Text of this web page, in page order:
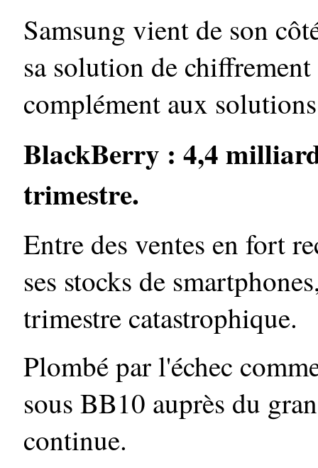
Samsung vient de son
sa solution de
complément aux
BlackBerry : 4,4
trimestre.
Entre des ventes en fort
ses stocks de
trimestre catastrophique.
Plombé par l'échec
sous BB10 auprès du
continue.